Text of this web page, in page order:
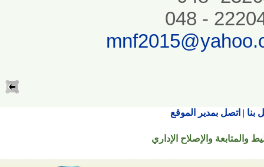
| اتصل بمدير الموقع
والإصلاح الإداري